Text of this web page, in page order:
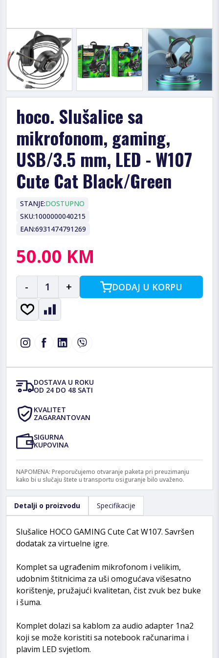
hoco. Slušalice sa
mikrofonom, gaming,
USB/3.5 mm, LED - W107
Cute Cat Black/Green
STANJE:DOSTUPNO
SKU:1000000040215
EAN:6931474791269
50.00 KM
- 1 + DODAJ U KORPU
DOSTAVA U ROKU
OD 24 DO 48 SATI
KVALITET
ZAGARANTOVAN
SIGURNA
KUPOVINA
NAPOMENA: Preporučujemo otvaranje paketa pri preuzimanju
kako bi u slučaju štete u transportu osiguranje bilo uvaženo.
Detalji o proizvodu Specifikacije
Slušalice HOCO GAMING Cute Cat W107. Savršen
dodatak za virtuelne igre.
Komplet sa ugrađenim mikrofonom i velikim,
udobnim štitnicima za uši omogućava višesatno
korištenje, pružajući kvalitetan, čist zvuk bez buke
i šuma.
Komplet dolazi sa kablom za audio adapter 1na2
koji se može koristiti sa notebook računarima i
plavim LED svjetlom.